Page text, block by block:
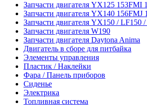
Запчасти двигателя YX125 153FMI
Запчасти двигателя YX140 156FMJ
Запчасти двигателя YX150 / LF150
Запчасти двигателя W190
Запчасти двигателя Daytona Anima
Двигатель в сборе для питбайка
Элементы управления
Пластик / Наклейки
Фара / Панель приборов
Сиденье
Электрика
Топливная система